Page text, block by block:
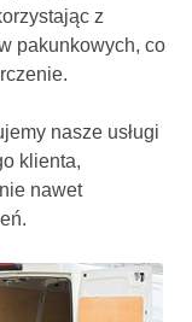
z
pakunkowych, co
nasze usługi
klienta,
nawet